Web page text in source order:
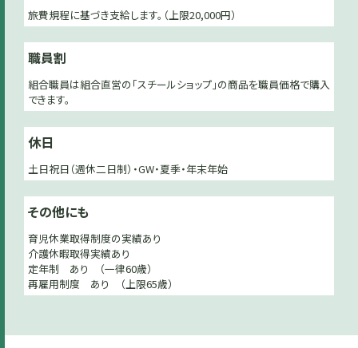
旅費規程に基づき支給します。（上限20,000円）
職員割
組合職員は組合直営の「スチールショップ」の商品を職員価格で購入
できます。
休日
土日祝日（週休二日制）・GW・夏季・年末年始
その他にも
育児休業取得制度の実績あり
介護休暇取得実績あり
定年制 あり （一律60歳）
再雇用制度 あり （上限65歳）